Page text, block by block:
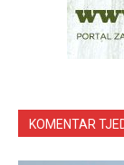
KOMENTAR